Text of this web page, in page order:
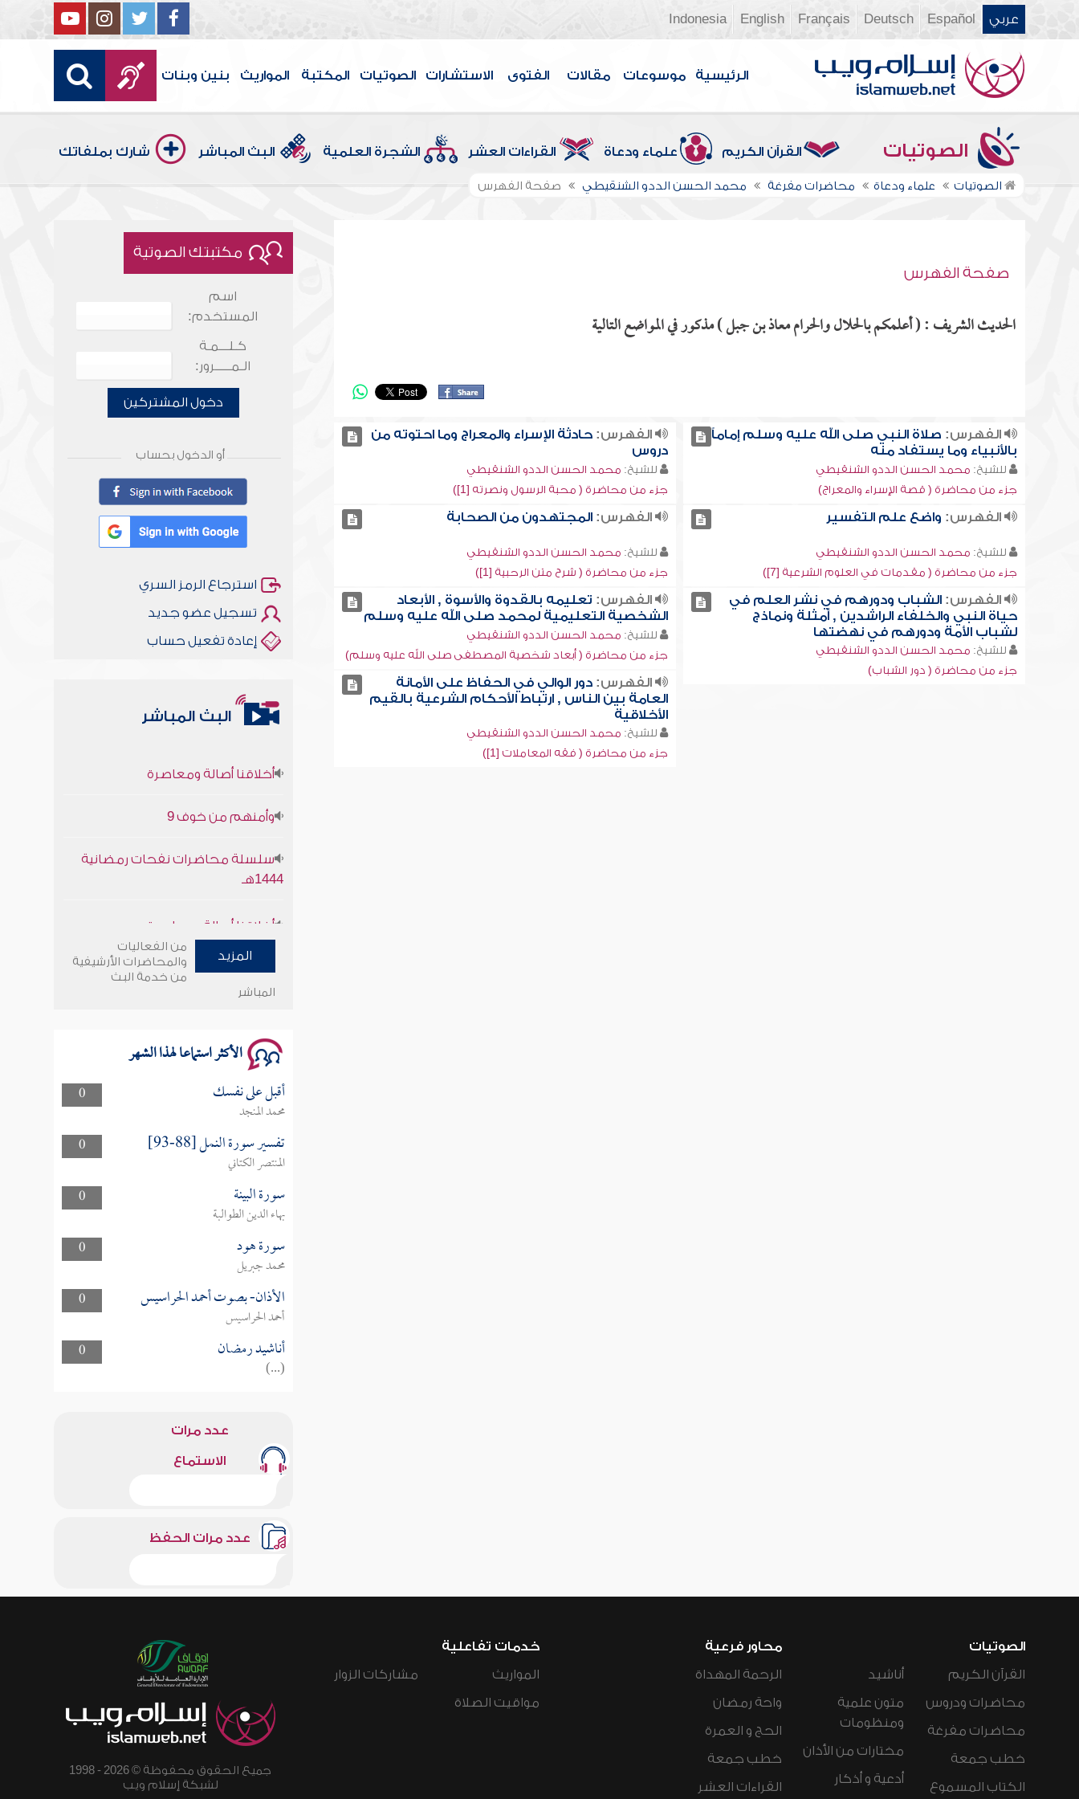
عربي Español
Deutsch
Français
English
Indonesia
الرئيسية موسوعات مقالات الفتوى الاستشارات الصوتيات المكتبة المواريث بنين وبنات
الصوتيات القرآن الكريم علماء ودعاة القراءات العشر الشجرة العلمية البث المباشر شارك بملفاتك
الصوتيات علماء ودعاة محاضرات مفرغة محمد الحسن الددو الشنقيطي صفحة الفهرس
صفحة الفهرس
الحديث الشريف : ( أعلمكم بالحلال والحرام معاذ بن جبل ) مذكور في المواضع التالية
الفهرس: صلاة النبي صلى الله عليه وسلم إماماً
بالأنبياء وما يستفاد منه
للشيخ: محمد الحسن الددو الشنقيطي
جزء من محاضرة ( قصة الإسراء والمعراج)
الفهرس: حادثة الإسراء والمعراج وما احتوته من
دروس
للشيخ: محمد الحسن الددو الشنقيطي
جزء من محاضرة ( محبة الرسول ونصرته [1])
الفهرس: واضع علم التفسير
للشيخ: محمد الحسن الددو الشنقيطي
جزء من محاضرة ( مقدمات في العلوم الشرعية [7])
الفهرس: المجتهدون من الصحابة
للشيخ: محمد الحسن الددو الشنقيطي
جزء من محاضرة ( شرح متن الرحبية [1])
الفهرس:الشباب ودورهم في نشر العلم في
حياة النبي والخلفاء الراشدين , أمثلة ونماذج
لشباب الأمة ودورهم في نهضتها
للشيخ: محمد الحسن الددو الشنقيطي
جزء من محاضرة ( دور الشباب)
الفهرس: تعليمه بالقدوة والأسوة , الأبعاد
الشخصية التعليمية لمحمد صلى الله عليه وسلم
للشيخ: محمد الحسن الددو الشنقيطي
جزء من محاضرة ( أبعاد شخصية المصطفى صلى الله عليه وسلم)
الفهرس: دور الوالي في الحفاظ على الأمانة
العامة بين الناس , ارتباط الأحكام الشرعية بالقيم
الأخلاقية
للشيخ: محمد الحسن الددو الشنقيطي
جزء من محاضرة ( فقه المعاملات [1])
مكتبتك الصوتية
اسم
المستخدم:
كـلـــمـة
الـمـــــرور:
دخول المشتركين
أو الدخول بحساب
استرجاع الرمز السري
تسجيل عضو جديد
إعادة تفعيل حساب
البث المباشر
1444هـ
وأمنهم من خوف 9
سلسلة محاضرات نفحات رمضانية
المزيد
من الفعاليات
والمحاضرات الأرشيفية
من خدمة البث
المباشر
الأكثر استماعا لهذا الشهر
0 أقبل على نفسك
محمد المنجد
0
تفسير سورة النمل [88-93]
المنتصر الكتاني
0
سورة البينة
بهاء الدين الطوالبة
0
سورة هود
محمد جبريل
0
الأذان- بصوت أحمد الحراسيس
أحمد الحراسيس
0
أناشيد رمضان
(...)
عدد مرات
الاستماع
عدد مرات الحفظ
الصوتيات
القرآن الكريم
محاضرات ودروس
محاضرات مفرغة
خطب جمعة
الكتاب المسموع
أناشيد
متون علمية
ومنظومات
مختارات من الأذان
أدعية و أذكار
محاور فرعية
الرحمة المهداة
واحة رمضان
الحج و العمرة
خطب جمعة
القراءات العشر
خدمات تفاعلية
المواريث
مواقيت الصلاة
مشاركات الزوار
جميع الحقوق محفوظة © 2026 - 1998
لشبكة إسلام ويب